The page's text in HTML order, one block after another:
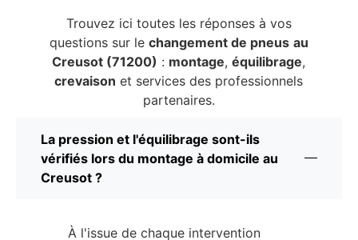
Trouvez ici toutes les réponses à vos
questions sur le changement de pneus au
Creusot (71200) : montage,équilibrage,
crevaison et services des professionnels
partenaires.
La pression et l'équilibrage sont-ils
vérifiés lors du montage à domicile au
Creusot ?
À l'issue de chaque intervention